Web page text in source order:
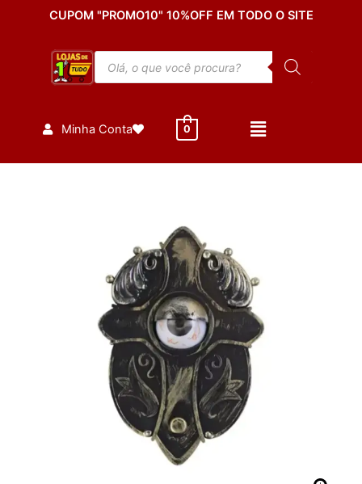
CUPOM "PROMO10" 10%OFF EM TODO O SITE
Pesquisar
produtos
Minha Conta 0